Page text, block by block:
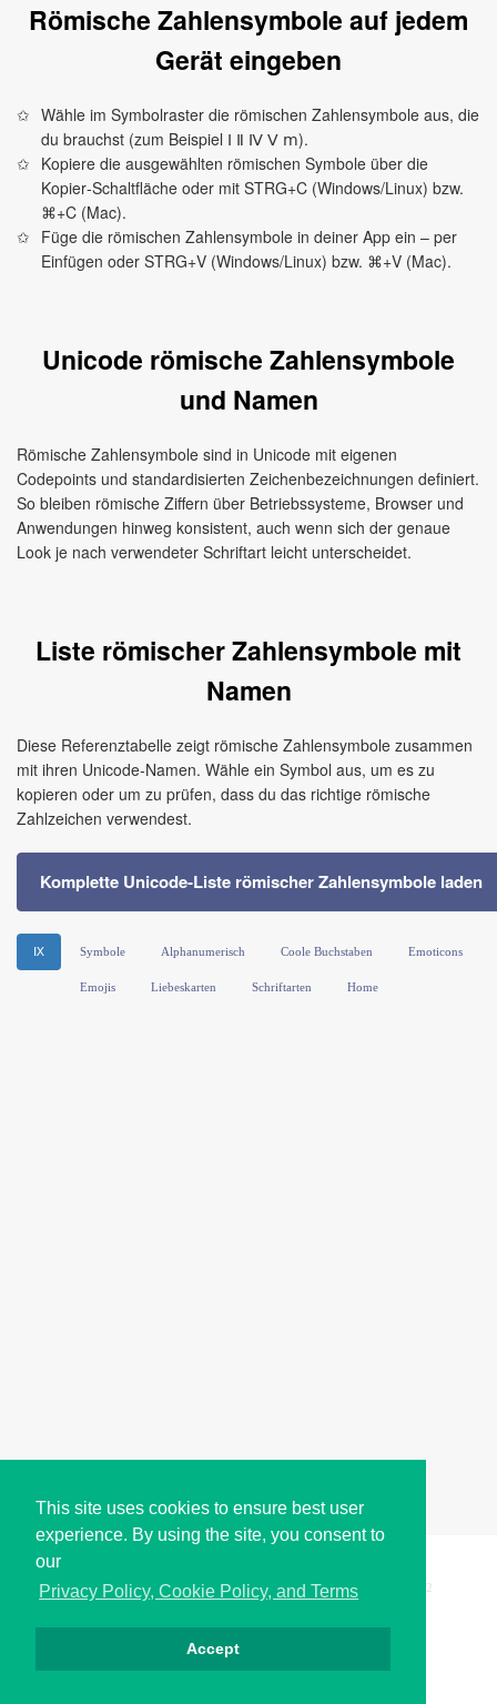
This site uses cookies to ensure best user
experience. By using the site, you consent to
our
Privacy Policy, Cookie Policy, and Terms
Accept
Römische Zahlensymbole auf jedem
Gerät eingeben
Wähle im Symbolraster die römischen Zahlensymbole aus, die
du brauchst (zum Beispiel Ⅰ Ⅱ Ⅳ Ⅴ ⅿ).
Kopiere die ausgewählten römischen Symbole über die
Kopier‑Schaltfläche oder mit STRG+C (Windows/Linux) bzw.
⌘+C (Mac).
Füge die römischen Zahlensymbole in deiner App ein – per
Einfügen oder STRG+V (Windows/Linux) bzw. ⌘+V (Mac).
Unicode römische Zahlensymbole
und Namen
Römische Zahlensymbole sind in Unicode mit eigenen
Codepoints und standardisierten Zeichenbezeichnungen definiert.
So bleiben römische Ziffern über Betriebssysteme, Browser und
Anwendungen hinweg konsistent, auch wenn sich der genaue
Look je nach verwendeter Schriftart leicht unterscheidet.
Liste römischer Zahlensymbole mit
Namen
Diese Referenztabelle zeigt römische Zahlensymbole zusammen
mit ihren Unicode‑Namen. Wähle ein Symbol aus, um es zu
kopieren oder um zu prüfen, dass du das richtige römische
Zahlzeichen verwendest.
Komplette Unicode‑Liste römischer Zahlensymbole laden
Ⅸ Symbole Alphanumerisch Coole Buchstaben Emoticons
Emojis Liebeskarten Schriftarten Home
Copyright © i2Symbol 2011-2026, Sciweavers LLC
Privacy Cookies Terms Contact About